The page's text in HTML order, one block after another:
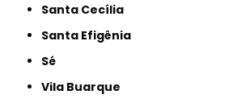
Santa Cecília
Santa Efigênia
Sé
Vila Buarque